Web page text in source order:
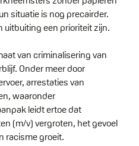
situatie is nog precairder.
uitbuiting een prioriteit zijn.
van criminalisering van
Onder meer door
arrestaties van
waaronder
leidt ertoe dat
(m/v) vergroten, het gevoel
racisme groeit.